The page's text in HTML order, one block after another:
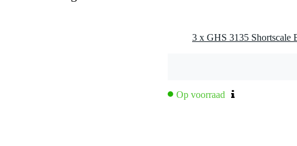
Op voorraad